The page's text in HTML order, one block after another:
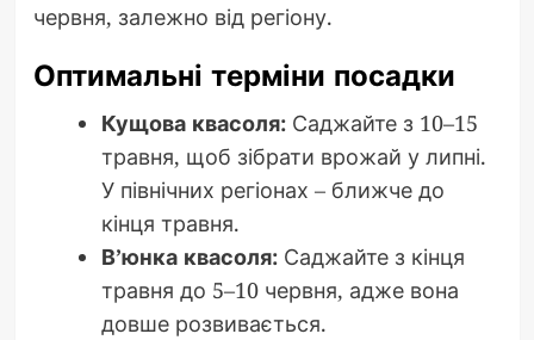
червня, залежно від регіону.
Оптимальні терміни посадки
Кущова квасоля:Саджайте з 10–15
травня, щоб зібрати врожай у липні.
У північних регіонах – ближче до
кінця травня.
В’юнка квасоля:Саджайте з кінця
травня до 5–10 червня, адже вона
довше розвивається.